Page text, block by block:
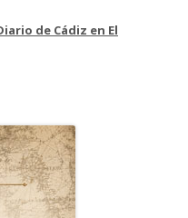
de Cádiz en El